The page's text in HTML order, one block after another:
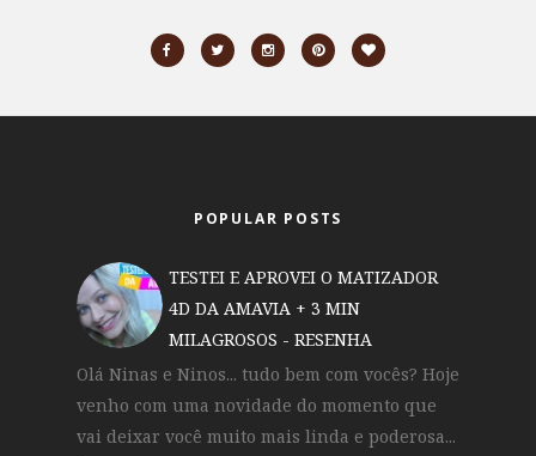
POPULAR POSTS
TESTEI E APROVEI O MATIZADOR
4D DA AMAVIA + 3 MIN
MILAGROSOS - RESENHA
Olá Ninas e Ninos... tudo bem com vocês? Hoje
venho com uma novidade do momento que
vai deixar você muito mais linda e poderosa...